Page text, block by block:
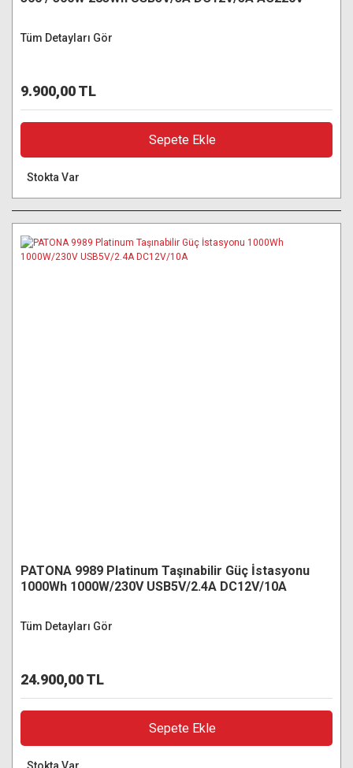
Tüm Detayları Gör
9.900,00 TL
Sepete Ekle
Stokta Var
PATONA 9989 Platinum Taşınabilir Güç İstasyonu
1000Wh 1000W/230V USB5V/2.4A DC12V/10A
Tüm Detayları Gör
24.900,00 TL
Sepete Ekle